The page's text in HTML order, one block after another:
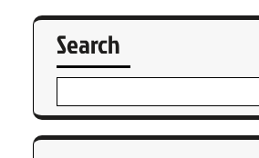
Search